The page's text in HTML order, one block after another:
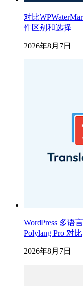
对比
件区别和选择
2026年8月7日
WordPress 多语
Polylang Pro 对比
2026年8月7日